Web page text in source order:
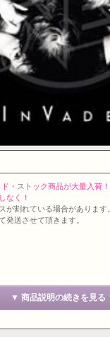
・ストック商品が大量入荷
なく！
が割れている場合があります
発送させて頂きます。
・トラック1曲収録の全11曲入
▼ 商品説明の続きを見る